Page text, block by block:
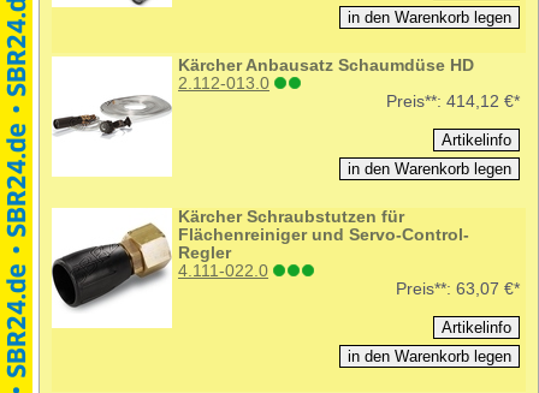
Kärcher Anbausatz Schaumdüse HD
2.112-013.0
Preis**: 414,12 €*
Kärcher Schraubstutzen für
Flächenreiniger und Servo-Control-
Regler
4.111-022.0
Preis**: 63,07 €*